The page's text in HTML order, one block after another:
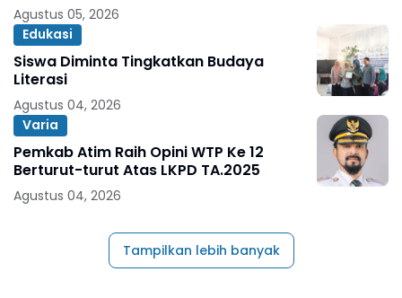
Agustus 05, 2026
Edukasi
Siswa Diminta Tingkatkan Budaya
Literasi
Agustus 04, 2026
Varia
Pemkab Atim Raih Opini WTP Ke 12
Berturut-turut Atas LKPD TA.2025
Agustus 04, 2026
Tampilkan lebih banyak